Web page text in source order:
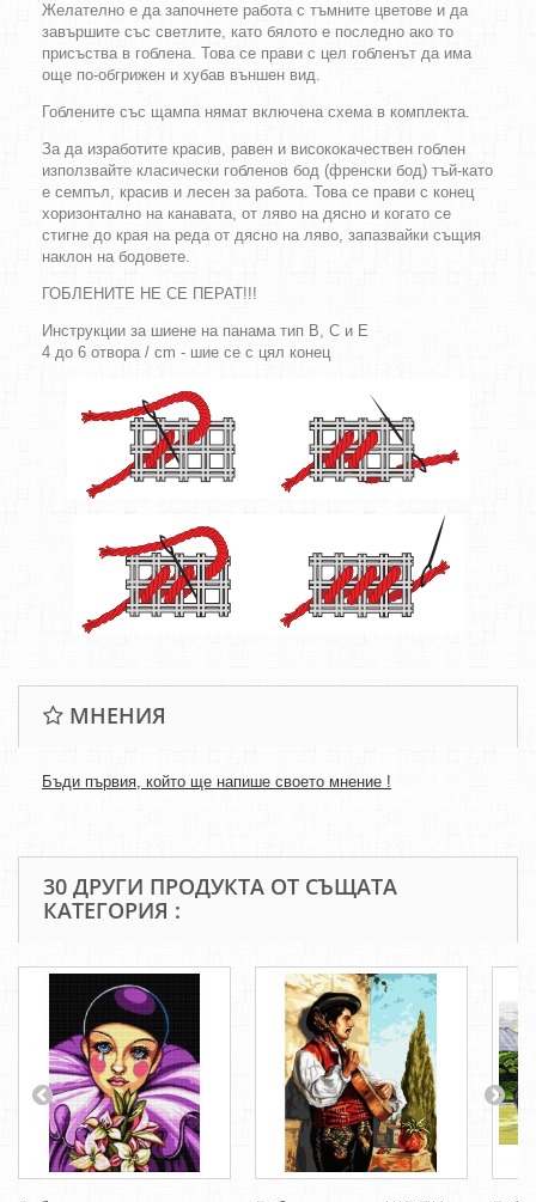
Желателно е да започнете работа с тъмните цветове и да
завършите със светлите, като бялото е последно ако то
присъства в гоблена. Това се прави с цел гобленът да има
още по-обгрижен и хубав външен вид.
Гоблените със щампа нямат включена схема в комплекта.
За да изработите красив, равен и висококачествен гоблен
използвайте класически гобленов бод (френски бод) тъй-като
е семпъл, красив и лесен за работа. Това се прави с конец
хоризонтално на канавата, от ляво на дясно и когато се
стигне до края на реда от дясно на ляво, запазвайки същия
наклон на бодовете.
ГОБЛЕНИТЕ НЕ СЕ ПЕРАТ!!!
Инструкции за шиене на панама тип B, C и E
4 до 6 отвора / cm - шие се с цял конец
МНЕНИЯ
Бъди първия, който ще напише своето мнение !
30 ДРУГИ ПРОДУКТА ОТ СЪЩАТА
КАТЕГОРИЯ :